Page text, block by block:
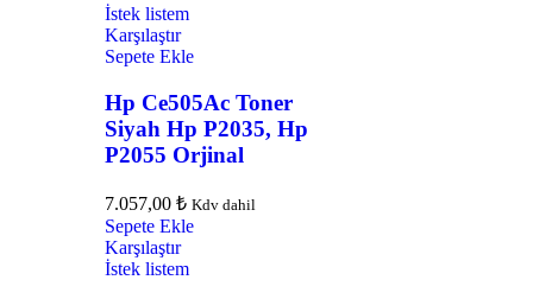
İstek listem
Karşılaştır
Sepete Ekle
Hp Ce505Ac Toner
Siyah Hp P2035, Hp
P2055 Orjinal
7.057,00 ₺ Kdv dahil
Sepete Ekle
Karşılaştır
İstek listem